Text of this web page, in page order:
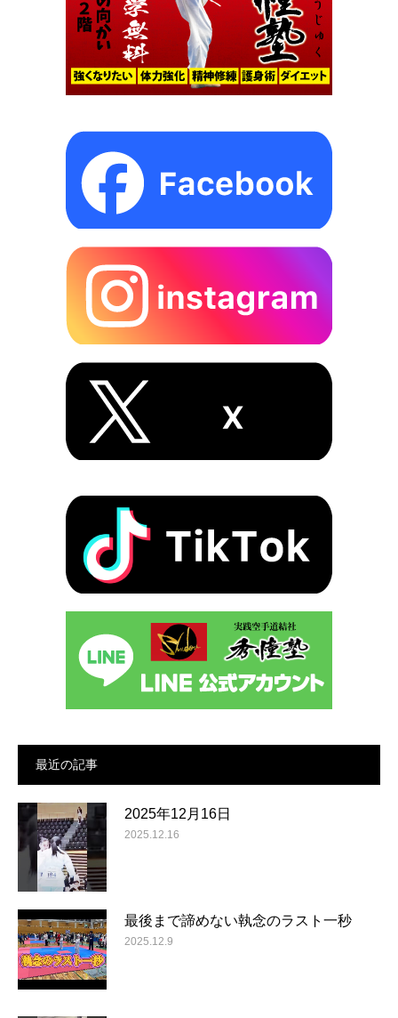
最近の記事
2025年12月16日
2025.12.16
最後まで諦めない執念のラスト一秒
2025.12.9